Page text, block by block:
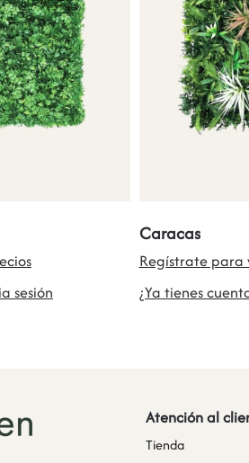
sesión
Caracas
Regístrate para
¿Ya tienes
Atención al
Tienda